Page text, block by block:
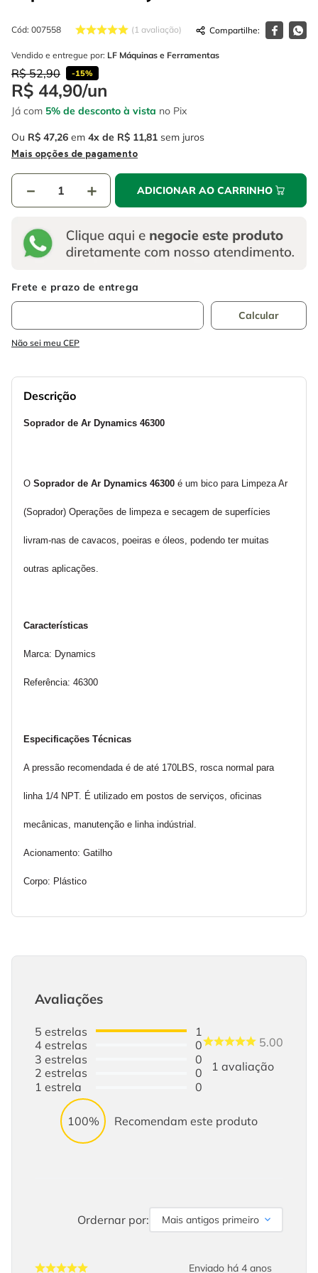
Cód: 007558 1 avaliação
Vendido e entregue por: LF Máquinas e Ferramentas
R$ 52,90 -15%
R$ 44,90/un
Já com 5% de desconto à vista no Pix
Ou R$ 47,26 em 4 R$ 11,81 sem juros
Mais opções de pagamento
＋
－ ADICIONAR AO CARRINHO
Não sei meu CEP
Descrição
Soprador de Ar Dynamics 46300
O Soprador de Ar Dynamics 46300 é um bico para Limpeza Ar
(Soprador) Operações de limpeza e secagem de superfícies
livram-nas de cavacos, poeiras e óleos, podendo ter muitas
outras aplicações.
Características
Marca: Dynamics
Referência: 46300
Especificações Técnicas
A pressão recomendada é de até 170LBS, rosca normal para
linha 1/4 NPT. É utilizado em postos de serviços, oficinas
mecânicas, manutenção e linha indústrial.
Acionamento: Gatilho
Corpo: Plástico
Avaliações
5estrelas
4estrelas
3estrelas
2estrelas
1estrela
1
0
0
0
0
5.00
1avaliação
100% Recomendam este produto
Ordernar por: Mais antigos primeiro
Enviado há 4 anos
7º serra copo
9 º alicate
chave impacto
escada
º serra circular
º luva
º serra copo
º fio
º alicate